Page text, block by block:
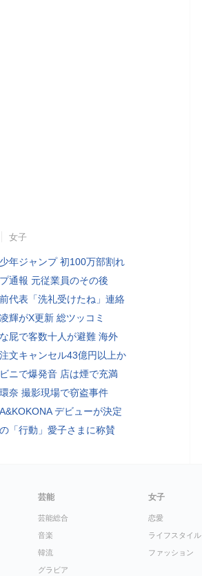
女子
年ジャンプ 初100万部割れ
通報 元従業員のその後
代表「洗礼受けたね」連絡
輝がX更新 総ツッコミ
屁で客数十人が避難 海外
文キャンセル43億円以上か
ニで爆発音 店は煙で充満
奈 撮影現場で窃盗事件
デビューが決定
「行動」愛子さまに称賛
芸能
芸能総合
音楽
韓流
グラビア
女子
恋愛
ライフスタイル
ファッション